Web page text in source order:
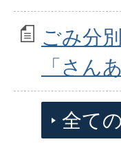
ごみ分
「さん
全て